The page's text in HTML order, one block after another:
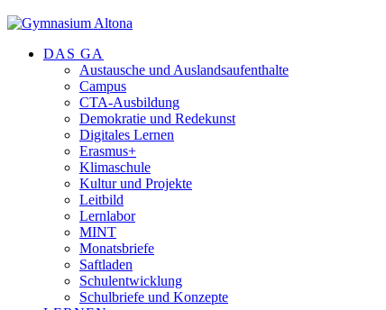
DAS GA
Austausche und Auslandsaufenthalte
Campus
CTA-Ausbildung
Demokratie und Redekunst
Digitales Lernen
Erasmus+
Klimaschule
Kultur und Projekte
Leitbild
Lernlabor
MINT
Monatsbriefe
Saftladen
Schulentwicklung
Schulbriefe und Konzepte